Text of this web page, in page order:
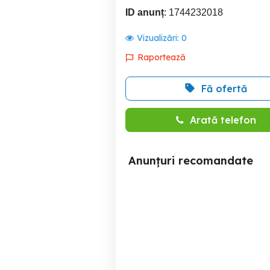
ID anunț: 1744232018
Vizualizări: 0
Raportează
Fă ofertă
Arată telefon
Anunțuri recomandate